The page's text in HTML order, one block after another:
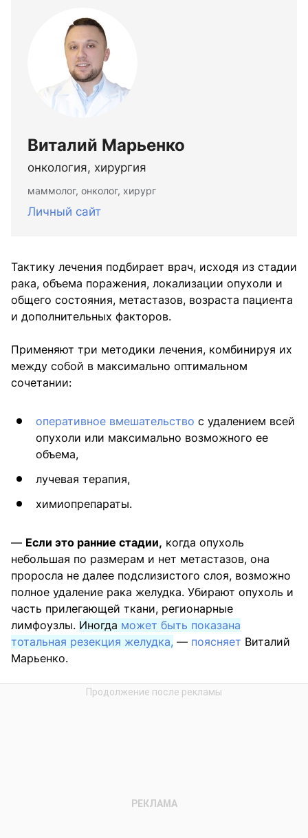
Виталий Марьенко
онкология, хирургия
маммолог, онколог, хирург
Личный сайт
Тактику лечения подбирает врач, исходя из стадии
рака, объема поражения, локализации опухоли и
общего состояния, метастазов, возраста пациента
и дополнительных факторов.
Применяют три методики лечения, комбинируя их
между собой в максимально оптимальном
сочетании:
оперативное вмешательство с удалением всей
опухоли или максимально возможного ее
объема,
лучевая терапия,
химиопрепараты.
— Если это ранние стадии, когда опухоль
небольшая по размерам и нет метастазов, она
проросла не далее подслизистого слоя, возможно
полное удаление рака желудка. Убирают опухоль и
часть прилегающей ткани, регионарные
лимфоузлы. Иногда может быть показана
тотальная резекция желудка, — поясняет Виталий
Марьенко.